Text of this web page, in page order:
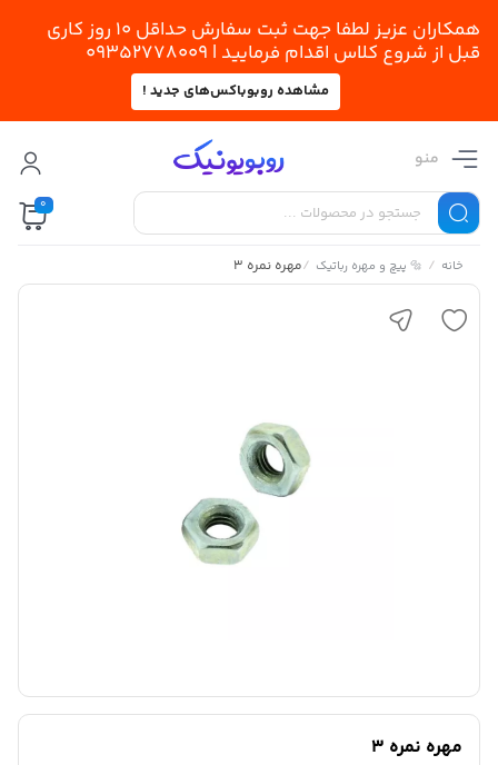
همکاران عزیز لطفا جهت ثبت سفارش حداقل 10 روز کاری
قبل از شروع کلاس اقدام فرمایید | 09352778009
مشاهده روبوباکس‌های جدید !
منو
0
خانه / 🔩 پیچ و مهره رباتیک /مهره نمره 3
مهره نمره 3